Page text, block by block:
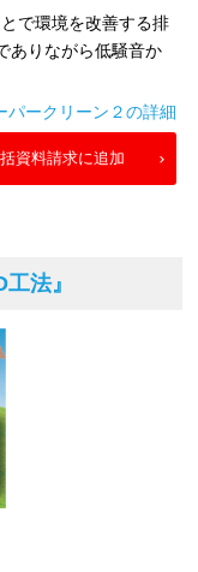
で環境を改善する排
ありながら低騒音か
パークリーン２の詳細
資料請求に追加
法』